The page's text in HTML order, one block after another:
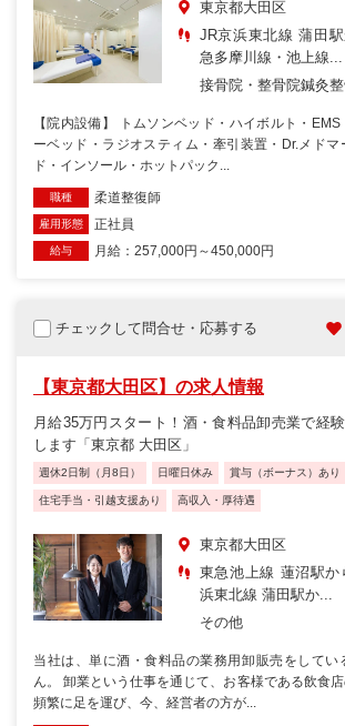
東京都大田区
JR京浜東北線 蒲田
急多摩川線・池上線...
接骨院・整骨院鍼灸
【院内設備】 トムソンベッド・ハイボルト・
ーベッド・ラジオスティム・牽引装置・Dr.メドマ
ド・インソール・ホットパック...
職種 柔道整復師
雇用形態 正社員
給与 月給：257,000円～450,000円
チェックして問合せ・応募する
【東京都大田区】の求人情報
月給35万円スタート！酒・食料品卸売業で経
します「東京都 大田区」
週休2日制（月8日） 日曜日休み 賞与（ボーナス）あり
住宅手当・引越支援あり 高収入・厚待遇
東京都大田区
東急池上線 蓮沼駅
浜東北線 蒲田駅か...
その他
当社は、単に酒・食料品の業務用卸販売をしてい
ん。 卸業という仕事を通じて、お客様である飲食
頻繁に足を運び、今、経営者の方が...